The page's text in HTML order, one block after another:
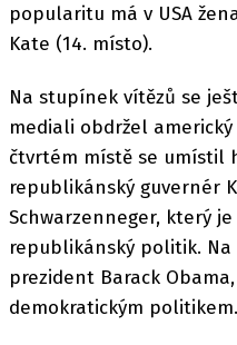
popularitu má v USA
Kate (14. místo).
Na stupínek vítězů se
mediali obdržel
čtvrtém místě se umístil
republikánský guvernér
Schwarzenneger, který
republikánský politik.
prezident Barack
demokratickým politikem.